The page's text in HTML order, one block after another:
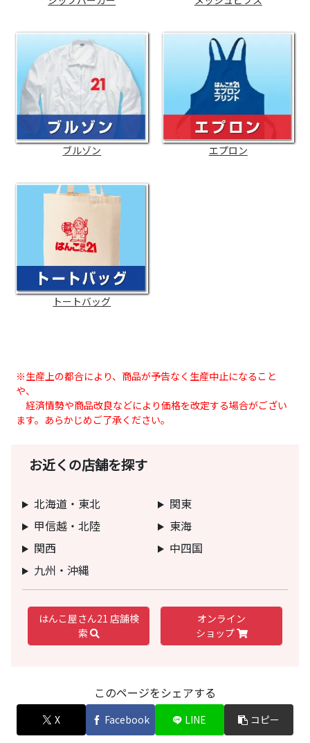
ブルゾン エプロン
トートバッグ
※生産上の都合により、商品が予告なく生産中止になること
や、
経済情勢や商品改良などにより価格を改定する場合がござい
ます。あらかじめご了承ください。
お近くの店舗を探す
北海道・東北
関東
甲信越・北陸
東海
関西
中四国
九州・沖縄
はんこ屋さん21 店舗検
索
オンライン
ショップ
このページをシェアする
X Facebook LINE コピー